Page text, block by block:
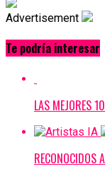
Advertisement
Te podría interesar
LAS MEJORES
RECONOCIDOS